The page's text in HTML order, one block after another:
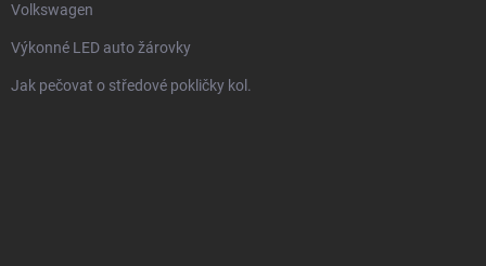
Volkswagen
Výkonné LED auto žárovky
Jak pečovat o středové pokličky kol.